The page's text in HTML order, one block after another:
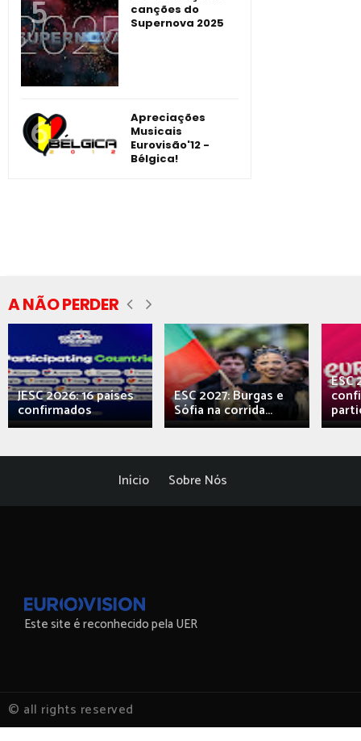
canções do
Supernova 2025
Apreciações
Musicais
Eurovisão'12 -
Bélgica!
A NÃO PERDER
JESC 2026: 16 países
confirmados
ESC 2027: Burgas e
Sófia na corrida...
ESC
Início Sobre Nós
Este site é reconhecido pela UER
© all rights reserved